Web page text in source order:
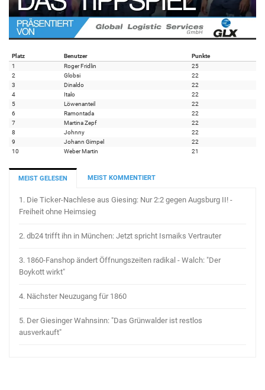
Platz Benutzer
Punkte
1
Roger Fridlin
25
2
Globsi
22
3
Dinaldo
22
4
Italo
22
5
Löwenanteil
22
6
Ramontada
22
7
Martina Zepf
22
8
Johnny
22
9
Johann Gimpel
22
10
Weber Martin 21
MEIST GELESEN MEIST KOMMENTIERT
1. Die Ticker-Nachlese aus Giesing: Nur 2:2 gegen Augsburg II! -
Freiheit ohne Heimsieg
2. db24 trifft ihn in München: Jetzt spricht Ismaiks Vertrauter
3. 1860-Fanshop ändert Öffnungszeiten radikal - Walch: "Der
Boykott wirkt"
4. Nächster Neuzugang für 1860
5. Der Giesinger Wahnsinn: "Das Grünwalder ist restlos
ausverkauft"